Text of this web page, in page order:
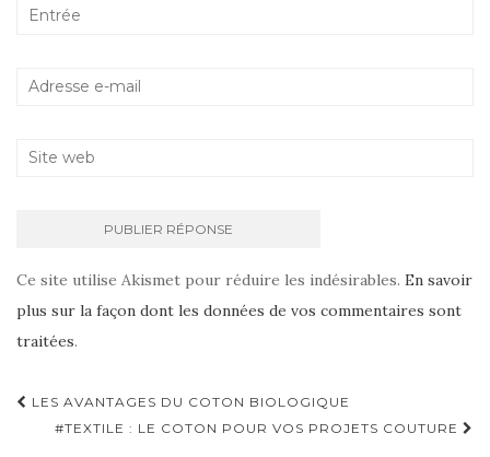
Ce site utilise Akismet pour réduire les indésirables. En savoir
plus sur la façon dont les données de vos commentaires sont
traitées.
Navigation
d'article
LES AVANTAGES DU COTON BIOLOGIQUE
#TEXTILE : LE COTON POUR VOS PROJETS COUTURE